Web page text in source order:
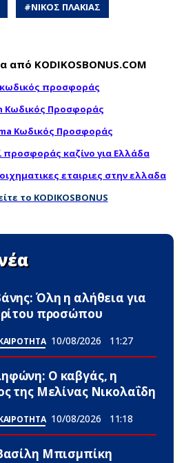
#ΝΙΚΟΣ ΠΛΑΚΙΑΣ
από KODIKOSBONUS.COM
προσφοράς
Κωδικός Προσφοράς
Κωδικός Προσφοράς
προσφοράς καζίνο για Ελλάδα
εταιριες στην ελλαδα
το KODIKOSBONUS
Όλη η αλήθεια για
προσώπου
10/08/2026 11:27
Ο καβγάς, η
της Μελίνας Νικολαΐδη
10/08/2026 11:18
Μπισμπίκη